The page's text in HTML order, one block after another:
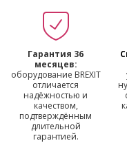
Гарантия 36
месяцев:
оборудование BREXIT
отличается
надёжностью и
качеством,
подтверждённым
длительной
гарантией.